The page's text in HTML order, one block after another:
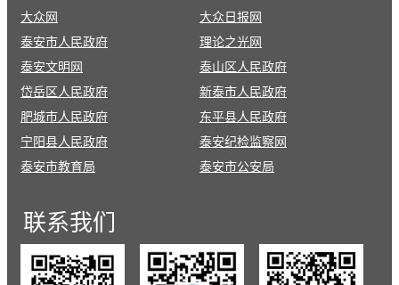
大众网
大众日报网
泰安市人民政府
理论之光网
泰安文明网
泰山区人民政府
岱岳区人民政府
新泰市人民政府
肥城市人民政府
东平县人民政府
宁阳县人民政府
泰安纪检监察网
泰安市教育局
泰安市公安局
联系我们